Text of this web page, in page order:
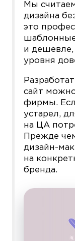
Мы
дизайна
это
и дешевле,
уровня
сайт
фирмы.
устарел,
на ЦА
Прежде
дизайн-
на
бренда.